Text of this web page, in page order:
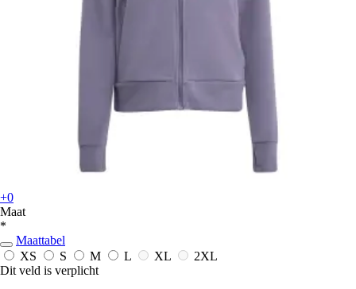
+0
Maat
*
Maattabel
XS
S M L XL
2XL
Dit veld is verplicht